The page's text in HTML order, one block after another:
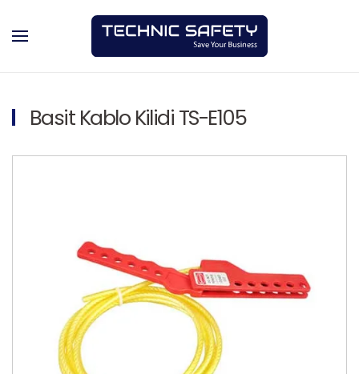
Basit Kablo Kilidi TS-E105